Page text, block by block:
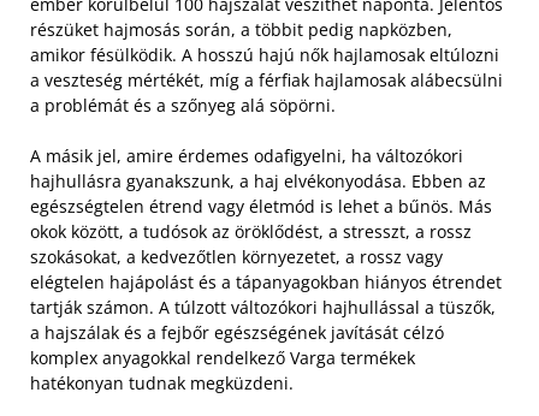
részüket hajmosás során, a többit pedig napközben,
amikor fésülködik. A hosszú hajú nők hajlamosak eltúlozni
a veszteség mértékét, míg a férfiak hajlamosak alábecsülni
a problémát és a szőnyeg alá söpörni.
A másik jel, amire érdemes odafigyelni, ha változókori
hajhullásra gyanakszunk, a haj elvékonyodása. Ebben az
egészségtelen étrend vagy életmód is lehet a bűnös. Más
okok között, a tudósok az öröklődést, a stresszt, a rossz
szokásokat, a kedvezőtlen környezetet, a rossz vagy
elégtelen hajápolást és a tápanyagokban hiányos étrendet
tartják számon. A túlzott változókori hajhullással a tüszők,
a hajszálak és a fejbőr egészségének javítását célzó
komplex anyagokkal rendelkező Varga termékek
hatékonyan tudnak megküzdeni.